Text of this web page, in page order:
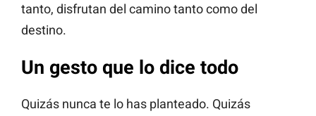
tanto, disfrutan del camino tanto como del
destino.
Un gesto que lo dice todo
Quizás nunca te lo has planteado. Quizás